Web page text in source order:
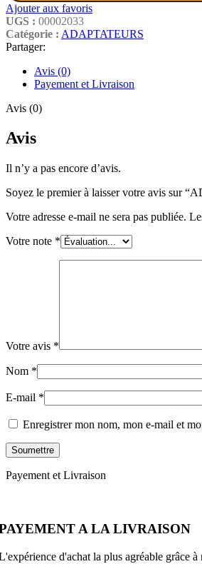
Ajouter aux favoris
UGS : 00002033
Catégorie : ADAPTATEURS
Partager:
Avis (0)
Payement et Livraison
Avis (0)
Avis
Il n’y a pas encore d’avis.
Soyez le premier à laisser votre avis sur
Votre adresse e-mail ne sera pas publiée.
Votre note *
Votre avis *
Nom *
E-mail *
Enregistrer mon nom, mon e-mail et
Payement et Livraison
A LA LIVRAISON
d'achat la plus agréable grâce